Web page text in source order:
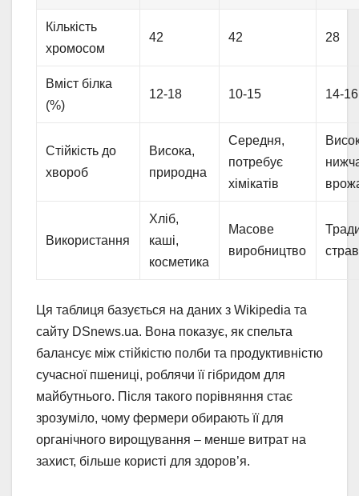
Кількість
хромосом
42 42 28
Вміст білка
(%)
12-18 10-15 14-16
Стійкість до
хвороб
Висока,
природна
Середня,
потребує
хімікатів
Використання
Хліб,
каші,
косметика
Масове
виробництво
Ця таблиця базується на даних з Wikipedia та
сайту DSnews.ua. Вона показує, як спельта
балансує між стійкістю полби та продуктивністю
сучасної пшениці, роблячи її гібридом для
майбутнього. Після такого порівняння стає
зрозуміло, чому фермери обирають її для
органічного вирощування – менше витрат на
захист, більше користі для здоров’я.